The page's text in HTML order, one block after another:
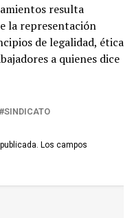
resulta
la representación
de legalidad, ética
a quienes dice
SINDICATO
Los campos